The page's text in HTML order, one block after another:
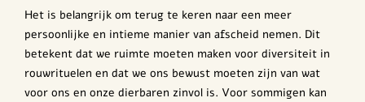
Het is belangrijk om terug te keren naar een meer
persoonlijke en intieme manier van afscheid nemen. Dit
betekent dat we ruimte moeten maken voor diversiteit in
rouwrituelen en dat we ons bewust moeten zijn van wat
voor ons en onze dierbaren zinvol is. Voor sommigen kan